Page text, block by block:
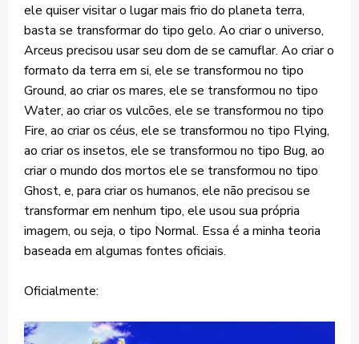
ele quiser visitar o lugar mais frio do planeta terra,
basta se transformar do tipo gelo. Ao criar o universo,
Arceus precisou usar seu dom de se camuflar. Ao criar o
formato da terra em si, ele se transformou no tipo
Ground, ao criar os mares, ele se transformou no tipo
Water, ao criar os vulcões, ele se transformou no tipo
Fire, ao criar os céus, ele se transformou no tipo Flying,
ao criar os insetos, ele se transformou no tipo Bug, ao
criar o mundo dos mortos ele se transformou no tipo
Ghost, e, para criar os humanos, ele não precisou se
transformar em nenhum tipo, ele usou sua própria
imagem, ou seja, o tipo Normal. Essa é a minha teoria
baseada em algumas fontes oficiais.
Oficialmente: